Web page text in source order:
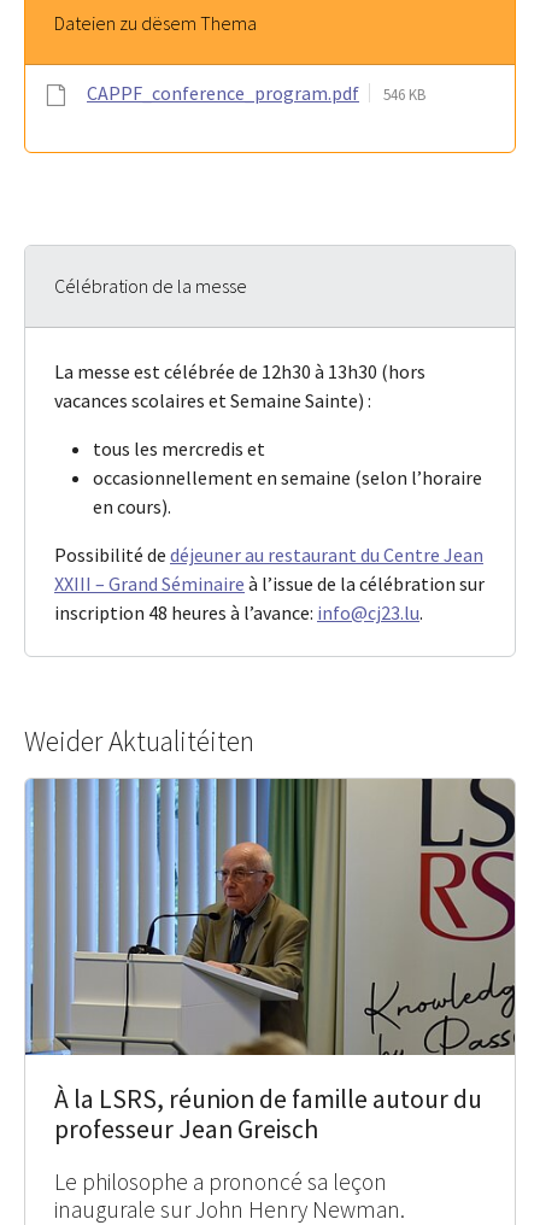
Dateien zu dësem Thema
CAPPF_conference_program.pdf 546 KB
Célébration de la messe
La messe est célébrée de 12h30 à 13h30 (hors
vacances scolaires et Semaine Sainte) :
tous les mercredis et
occasionnellement en semaine (selon l’horaire
en cours).
Possibilité de déjeuner au restaurant du Centre Jean
XXIII – Grand Séminaire à l’issue de la célébration sur
inscription 48 heures à l’avance: info@cj23.lu.
Weider Aktualitéiten
À la LSRS, réunion de famille autour du
professeur Jean Greisch
Le philosophe a prononcé sa leçon
inaugurale sur John Henry Newman.